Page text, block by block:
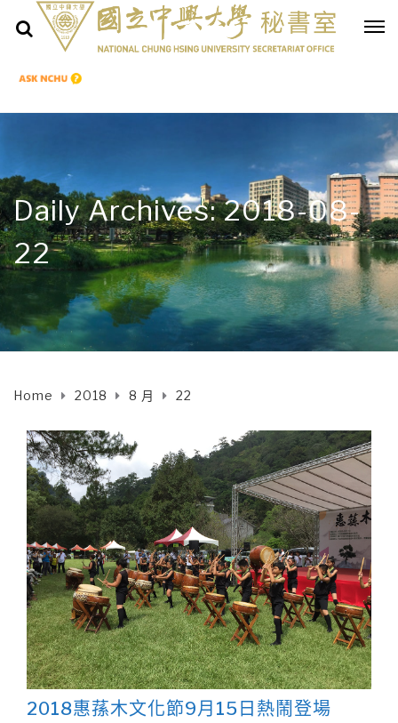
Daily Archives: 2018-08-
22
Home 2018 8 月 22
2018惠蓀木文化節9月15日熱鬧登場